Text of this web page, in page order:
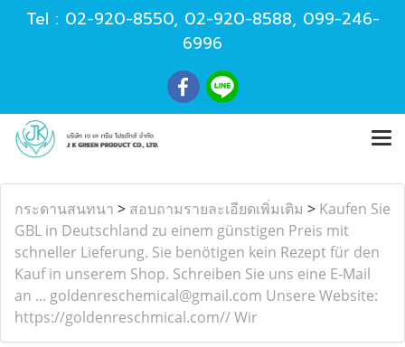
Tel : 02-920-8550, 02-920-8588, 099-246-
6996
กระดานสนทนา > สอบถามรายละเอียดเพิ่มเติม > Kaufen Sie
GBL in Deutschland zu einem günstigen Preis mit
schneller Lieferung. Sie benötigen kein Rezept für den
Kauf in unserem Shop. Schreiben Sie uns eine E-Mail
an ... goldenreschemical@gmail.com Unsere Website:
https://goldenreschmical.com// Wir